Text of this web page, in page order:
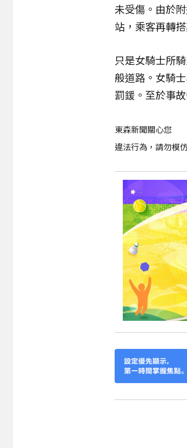
未受傷。由於
站，乘客再轉
只是女騎士所
般道路。女騎
罰鍰。至於事
東森新聞關心您
違法行為，請勿模